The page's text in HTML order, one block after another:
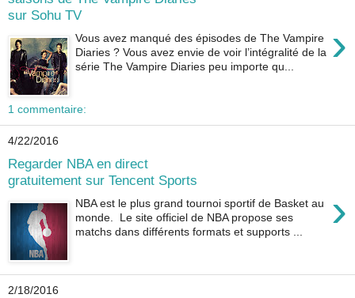
sur Sohu TV
›
Vous avez manqué des épisodes de The Vampire
Diaries ? Vous avez envie de voir l’intégralité de la
série The Vampire Diaries peu importe qu...
1 commentaire:
4/22/2016
Regarder NBA en direct
gratuitement sur Tencent Sports
›
NBA est le plus grand tournoi sportif de Basket au
monde. Le site officiel de NBA propose ses
matchs dans différents formats et supports ...
2/18/2016